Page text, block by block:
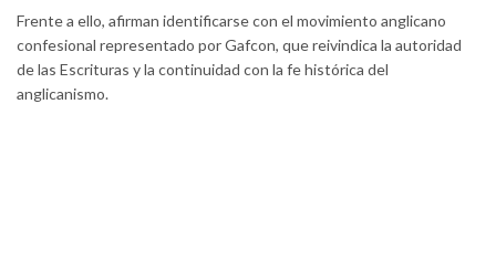
Frente a ello, afirman identificarse con el movimiento anglicano
confesional representado por Gafcon, que reivindica la autoridad
de las Escrituras y la continuidad con la fe histórica del
anglicanismo.